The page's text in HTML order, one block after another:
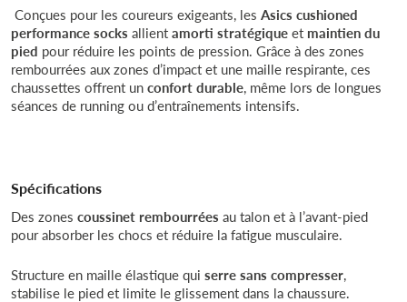
Conçues pour les coureurs exigeants, les Asics cushioned
performance socks allientamorti stratégiqueet maintien du
pied pour réduire les points de pression. Grâce à des zones
rembourrées aux zones d’impact et une maille respirante, ces
chaussettes offrent unconfort durable, même lors de longues
séances de running ou d’entraînements intensifs.
Spécifications
Des zones coussinet rembourrées au talon et à l’avant-pied
pour absorber les chocs et réduire la fatigue musculaire.
Structure en maille élastique qui serre sans compresser,
stabilise le pied et limite le glissement dans la chaussure.